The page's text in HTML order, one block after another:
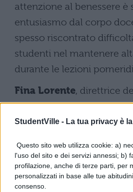
StudentVille - La tua privacy è
Questo sito web utilizza cookie: a)
l'uso del sito e dei servizi annessi; b)
profilazione, anche di terze parti, per
personalizzati in base alle tue
consenso.
attenzione al benessere
entusiasmo dal corpo
spesso riscontrato
studenti nel mantenere
durante le lezioni
Fina Lorente, direttrice
Ciutadella, ha
questa iniziativa anche
di ricaricare le energie e
positività il resto della
L’università ha inoltre